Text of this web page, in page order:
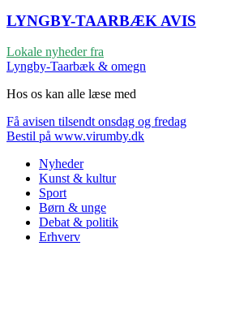
LYNGBY-TAARBÆK AVIS
Lokale nyheder fra
Lyngby-Taarbæk & omegn
Hos os kan alle læse med
Få avisen tilsendt onsdag og fredag
Bestil på www.virumby.dk
Nyheder
Kunst & kultur
Sport
Børn & unge
Debat & politik
Erhverv